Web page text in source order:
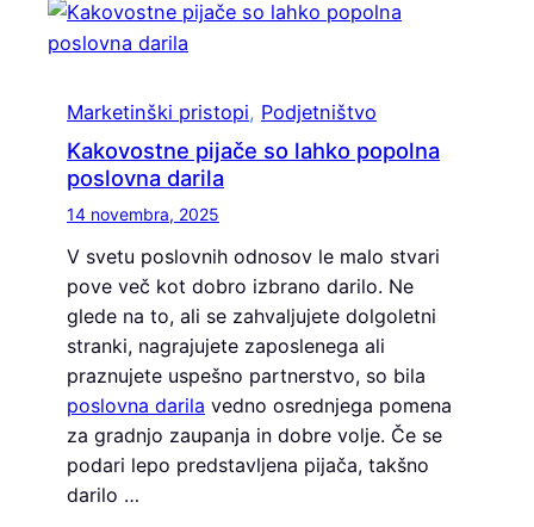
Marketinški pristopi, Podjetništvo
Kakovostne pijače so lahko popolna
poslovna darila
14 novembra, 2025
V svetu poslovnih odnosov le malo stvari
pove več kot dobro izbrano darilo. Ne
glede na to, ali se zahvaljujete dolgoletni
stranki, nagrajujete zaposlenega ali
praznujete uspešno partnerstvo, so bila
poslovna darila vedno osrednjega pomena
za gradnjo zaupanja in dobre volje. Če se
podari lepo predstavljena pijača, takšno
darilo …